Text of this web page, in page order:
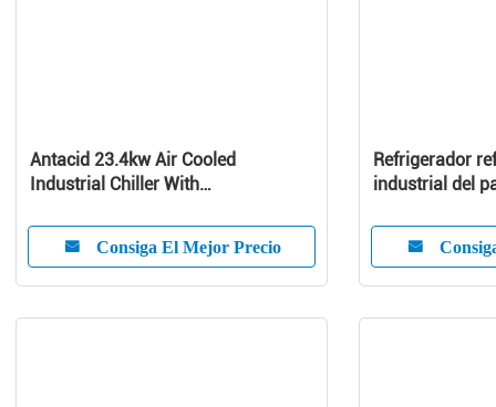
Antacid 23.4kw Air Cooled
Industrial Chiller With
Consiga El Mejor Precio
Refrigerador
industrial del
25 toneladas